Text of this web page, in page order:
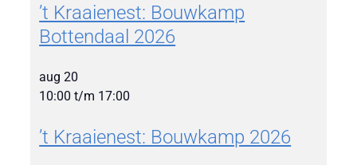
’t Kraaienest: Bouwkamp
Bottendaal 2026
aug20
10:00 t/m 17:00
’t Kraaienest: Bouwkamp 2026